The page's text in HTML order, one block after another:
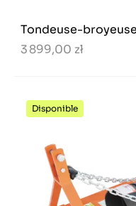
Tondeuse-
3 899,00 zł
Disponible